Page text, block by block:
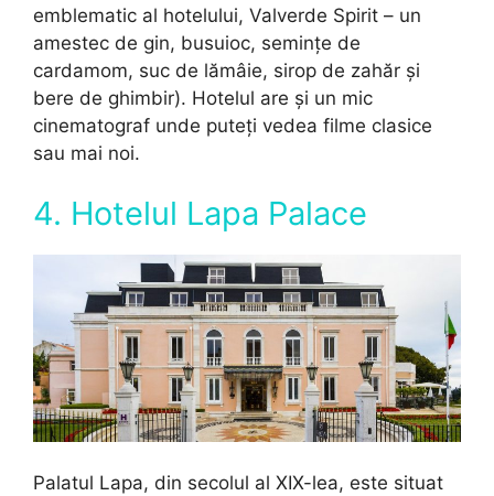
emblematic al hotelului, Valverde Spirit – un
amestec de gin, busuioc, semințe de
cardamom, suc de lămâie, sirop de zahăr și
bere de ghimbir). Hotelul are și un mic
cinematograf unde puteți vedea filme clasice
sau mai noi.
4. Hotelul Lapa Palace
Palatul Lapa, din secolul al XIX-lea, este situat